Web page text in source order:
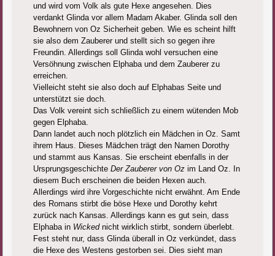
und wird vom Volk als gute Hexe angesehen. Dies
verdankt Glinda vor allem Madam Akaber. Glinda soll den
Bewohnern von Oz Sicherheit geben. Wie es scheint hilft
sie also dem Zauberer und stellt sich so gegen ihre
Freundin. Allerdings soll Glinda wohl versuchen eine
Versöhnung zwischen Elphaba und dem Zauberer zu
erreichen.
Vielleicht steht sie also doch auf Elphabas Seite und
unterstützt sie doch.
Das Volk vereint sich schließlich zu einem wütenden Mob
gegen Elphaba.
Dann landet auch noch plötzlich ein Mädchen in Oz. Samt
ihrem Haus. Dieses Mädchen trägt den Namen Dorothy
und stammt aus Kansas. Sie erscheint ebenfalls in der
Ursprungsgeschichte Der Zauberer von Ozim Land Oz. In
diesem Buch erscheinen die beiden Hexen auch.
Allerdings wird ihre Vorgeschichte nicht erwähnt. Am Ende
des Romans stirbt die böse Hexe und Dorothy kehrt
zurück nach Kansas. Allerdings kann es gut sein, dass
Elphaba in Wickednicht wirklich stirbt, sondern überlebt.
Fest steht nur, dass Glinda überall in Oz verkündet, dass
die Hexe des Westens gestorben sei. Dies sieht man